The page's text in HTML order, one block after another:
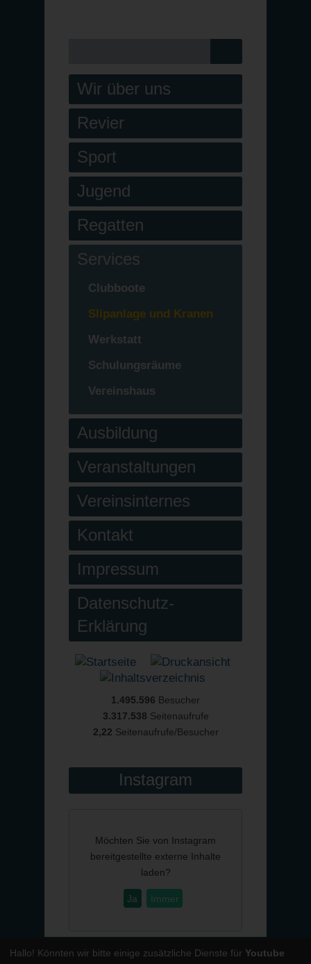
Wir über uns
Revier
Sport
Jugend
Regatten
Services
Clubboote
Slipanlage und Kranen
Werkstatt
Schulungsräume
Vereinshaus
Ausbildung
Veranstaltungen
Vereinsinternes
Kontakt
Impressum
Datenschutz-
Erklärung
1.495.596 Besucher
3.317.538 Seitenaufrufe
2,22 Seitenaufrufe/Besucher
Instagram
Möchten Sie von Instagram
bereitgestellte externe Inhalte
laden?
Ja Immer
Powered byCMSimple| Template:ge-webdesign.de|Login
Hallo! Könnten wir bitte einige zusätzliche Dienste für Youtube